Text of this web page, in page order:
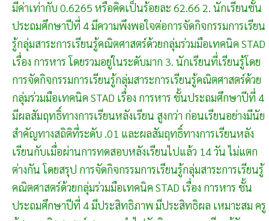
มีค่าเท่ากับ 0.6265 หรือคิดเป็นร้อยละ 62.66 2. นักเรียนชั้น
ประถมศึกษาปีที่ 4 มีความพึงพอใจต่อการจัดกิจกรรมการเรียน
รู้กลุ่มสาระการเรียนรู้คณิตศาสตร์ด้วยกลุ่มร่วมมือเทคนิค STAD
เรื่อง การหาร โดยรวมอยู่ในระดับมาก 3. นักเรียนที่เรียนรู้โดย
การจัดกิจกรรมการเรียนรู้กลุ่มสาระการเรียนรู้คณิตศาสตร์ด้วย
กลุ่มร่วมมือเทคนิค STAD เรื่อง การหาร ชั้นประถมศึกษาปีที่ 4
มีผลสัมฤทธิ์ทางการเรียนหลังเรียน สูงกว่า ก่อนเรียนอย่างมีนัย
สำคัญทางสถิติที่ระดับ .01 และผลสัมฤทธิ์ทางการเรียนหลัง
เรียนกับเมื่อผ่านการทดสอบหลังเรียนไปแล้ว 14 วัน ไม่แตก
ต่างกัน โดยสรุป การจัดกิจกรรมการเรียนรู้กลุ่มสาระการเรียนรู้
คณิตศาสตร์ด้วยกลุ่มร่วมมือเทคนิค STAD เรื่อง การหาร ชั้น
ประถมศึกษาปีที่ 4 มีประสิทธิภาพ มีประสิทธิผล เหมาะสม ครู